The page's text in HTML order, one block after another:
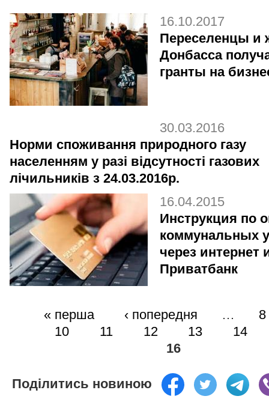
16.10.2017
Переселенцы и
Донбасса
гранты на
30.03.2016
Норми споживання природного газу
населенням у разі відсутності газових
лічильників з 24.03.2016р.
16.04.2015
Инструкция по
коммунальных
через интернет
Приватбанк
« перша ‹ попередня …
8
10
11 12 13
14
16
Поділитись новиною